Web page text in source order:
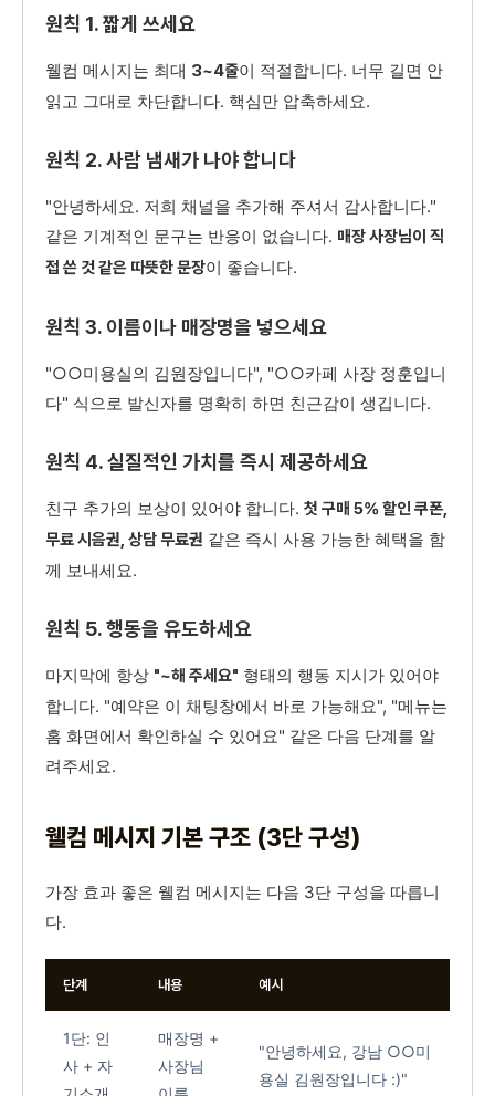
원칙 1. 짧게 쓰세요
웰컴 메시지는 최대 3~4줄이 적절합니다. 너무 길면 안
읽고 그대로 차단합니다. 핵심만 압축하세요.
원칙 2. 사람 냄새가 나야 합니다
"안녕하세요. 저희 채널을 추가해 주셔서 감사합니다."
같은 기계적인 문구는 반응이 없습니다. 매장 사장님이 직
접 쓴 것 같은 따뜻한 문장이 좋습니다.
원칙 3. 이름이나 매장명을 넣으세요
"○○미용실의 김원장입니다", "○○카페 사장 정훈입니
다" 식으로 발신자를 명확히 하면 친근감이 생깁니다.
원칙 4. 실질적인 가치를 즉시 제공하세요
친구 추가의 보상이 있어야 합니다. 첫 구매 5% 할인 쿠폰,
무료 시음권, 상담 무료권 같은 즉시 사용 가능한 혜택을 함
께 보내세요.
원칙 5. 행동을 유도하세요
마지막에 항상 "~해 주세요" 형태의 행동 지시가 있어야
합니다. "예약은 이 채팅창에서 바로 가능해요", "메뉴는
홈 화면에서 확인하실 수 있어요" 같은 다음 단계를 알
려주세요.
웰컴 메시지 기본 구조 (3단 구성)
가장 효과 좋은 웰컴 메시지는 다음 3단 구성을 따릅니
다.
단계 내용 예시
1단: 인
사 + 자
매장명 +
사장님
"안녕하세요, 강남 ○○미
용실 김원장입니다 :)"